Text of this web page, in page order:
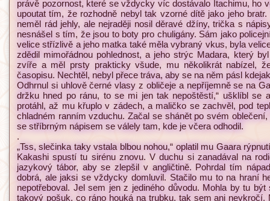
právě pozornost, které se vždycky víc dostávalo Itachimu, ho
upoutat tím, že rozhodně nebyl tak vzorné dítě jako jeho
neměl rád jehly, ale nejraději nosil děravé džíny, trička s
nesnášel s tím, že jsou to boty pro chuligány. Sám jako
velice střízlivě a jeho matka také měla vybraný vkus, byla
zdědil mimořádnou pohlednost, a jeho strýc Madara, který
zvíře a měl prsty prakticky všude, mu několikrát nabízel,
časopisu. Nechtěl, nebyl přece tráva, aby se na něm pásl
Odhrnul si uhlově černé vlasy z obličeje a nepříjemně se na
držku hned po ránu, to se mi jen tak nepoštěstí,“ ušklíbl se
protáhl, až mu křuplo v zádech, a maličko se zachvěl, pod
chladném ranním vzduchu. Začal se shánět po svém
se stříbrným nápisem se válely tam, kde je včera odhodil.
.
„Tss, slečinka taky vstala blbou nohou,“ oplatil mu Gaara
Kakashi spustí tu sirénu znovu. V duchu si zanadával na
jazykový tábor, aby se zlepšil v angličtině. Pohrdal tím
dobrá, ale jaksi se vždycky domluvil. Stačilo mu to na hraní
nepotřeboval. Jel sem jen z jediného důvodu. Mohla by tu
takový pošuk, co ráno houká na trubku, tak sem ani nevkročí.